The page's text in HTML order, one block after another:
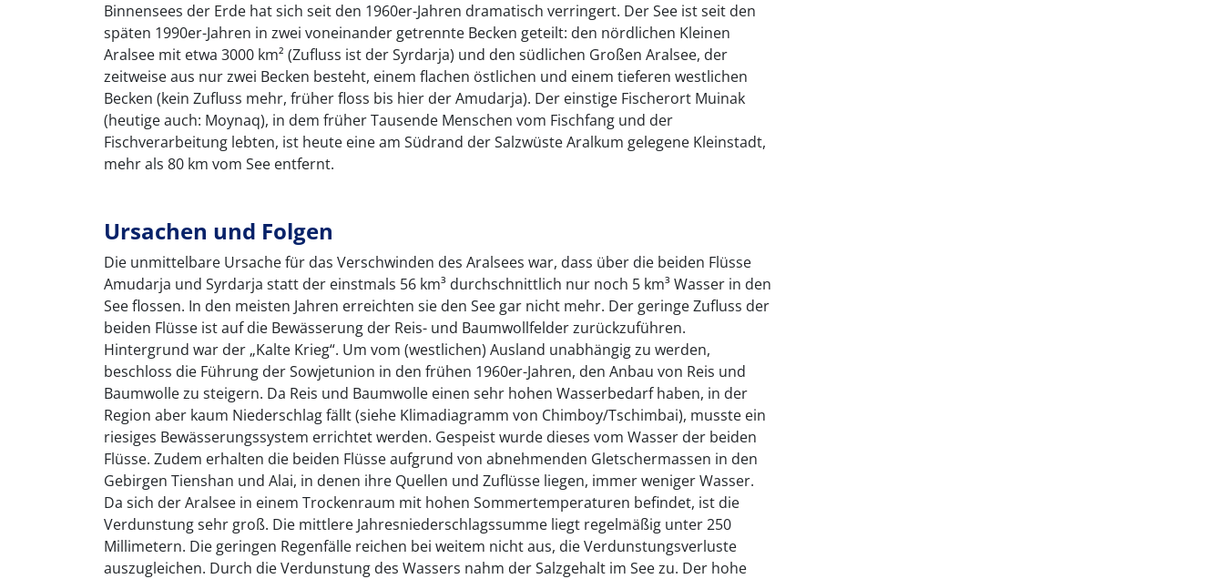
Binnensees der Erde hat sich seit den 1960er-Jahren dramatisch verringert. Der See ist seit den
späten 1990er-Jahren in zwei voneinander getrennte Becken geteilt: den nördlichen Kleinen
Aralsee mit etwa 3000 km² (Zufluss ist der Syrdarja) und den südlichen Großen Aralsee, der
zeitweise aus nur zwei Becken besteht, einem flachen östlichen und einem tieferen westlichen
Becken (kein Zufluss mehr, früher floss bis hier der Amudarja). Der einstige Fischerort Muinak
(heutige auch: Moynaq), in dem früher Tausende Menschen vom Fischfang und der
Fischverarbeitung lebten, ist heute eine am Südrand der Salzwüste Aralkum gelegene Kleinstadt,
mehr als 80 km vom See entfernt.
Ursachen und Folgen
Die unmittelbare Ursache für das Verschwinden des Aralsees war, dass über die beiden Flüsse
Amudarja und Syrdarja statt der einstmals 56 km³ durchschnittlich nur noch 5 km³ Wasser in den
See flossen. In den meisten Jahren erreichten sie den See gar nicht mehr. Der geringe Zufluss der
beiden Flüsse ist auf die Bewässerung der Reis- und Baumwollfelder zurückzuführen.
Hintergrund war der „Kalte Krieg“. Um vom (westlichen) Ausland unabhängig zu werden,
beschloss die Führung der Sowjetunion in den frühen 1960er-Jahren, den Anbau von Reis und
Baumwolle zu steigern. Da Reis und Baumwolle einen sehr hohen Wasserbedarf haben, in der
Region aber kaum Niederschlag fällt (siehe Klimadiagramm von Chimboy/Tschimbai), musste ein
riesiges Bewässerungssystem errichtet werden. Gespeist wurde dieses vom Wasser der beiden
Flüsse. Zudem erhalten die beiden Flüsse aufgrund von abnehmenden Gletschermassen in den
Gebirgen Tienshan und Alai, in denen ihre Quellen und Zuflüsse liegen, immer weniger Wasser.
Da sich der Aralsee in einem Trockenraum mit hohen Sommertemperaturen befindet, ist die
Verdunstung sehr groß. Die mittlere Jahresniederschlagssumme liegt regelmäßig unter 250
Millimetern. Die geringen Regenfälle reichen bei weitem nicht aus, die Verdunstungsverluste
auszugleichen. Durch die Verdunstung des Wassers nahm der Salzgehalt im See zu. Der hohe